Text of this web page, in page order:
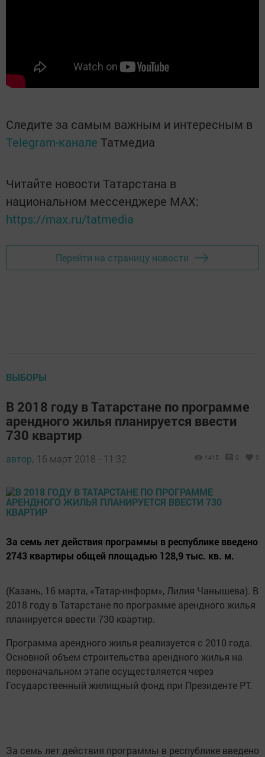
Следите за самым важным и интересным в
Telegram-канале Татмедиа
Читайте новости Татарстана в
национальном мессенджере MАХ:
https://max.ru/tatmedia
Перейти на страницу новости
ВЫБОРЫ
В 2018 году в Татарстане по программе
арендного жилья планируется ввести
730 квартир
автор, 16 март 2018 - 11:32 1415 0 0
За семь лет действия программы в республике введено
2743 квартиры общей площадью 128,9 тыс. кв. м.
(Казань, 16 марта, «Татар-информ», Лилия Чанышева). В
2018 году в Татарстане по программе арендного жилья
планируется ввести 730 квартир.
Программа арендного жилья реализуется с 2010 года.
Основной объем строительства арендного жилья на
первоначальном этапе осуществляется через
Государственный жилищный фонд при Президенте РТ.
За семь лет действия программы в республике введено